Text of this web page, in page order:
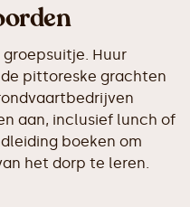
Huur
pittoreske grachten
aan, inclusief lunch of
boeken om
het dorp te leren.